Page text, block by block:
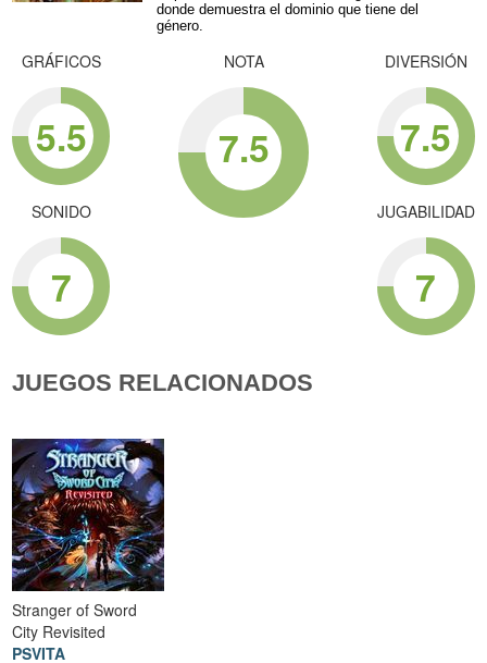
donde demuestra el dominio que tiene del
género.
GRÁFICOS
5.5
SONIDO
7
NOTA
7.5
DIVERSIÓN
7.5
JUGABILIDAD
7
JUEGOS RELACIONADOS
Stranger of Sword
City Revisited
PSVITA